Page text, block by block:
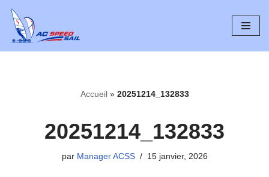
Aller
au
Accueil» 20251214_132833
20251214_132833
par Manager ACSS 15 janvier, 2026